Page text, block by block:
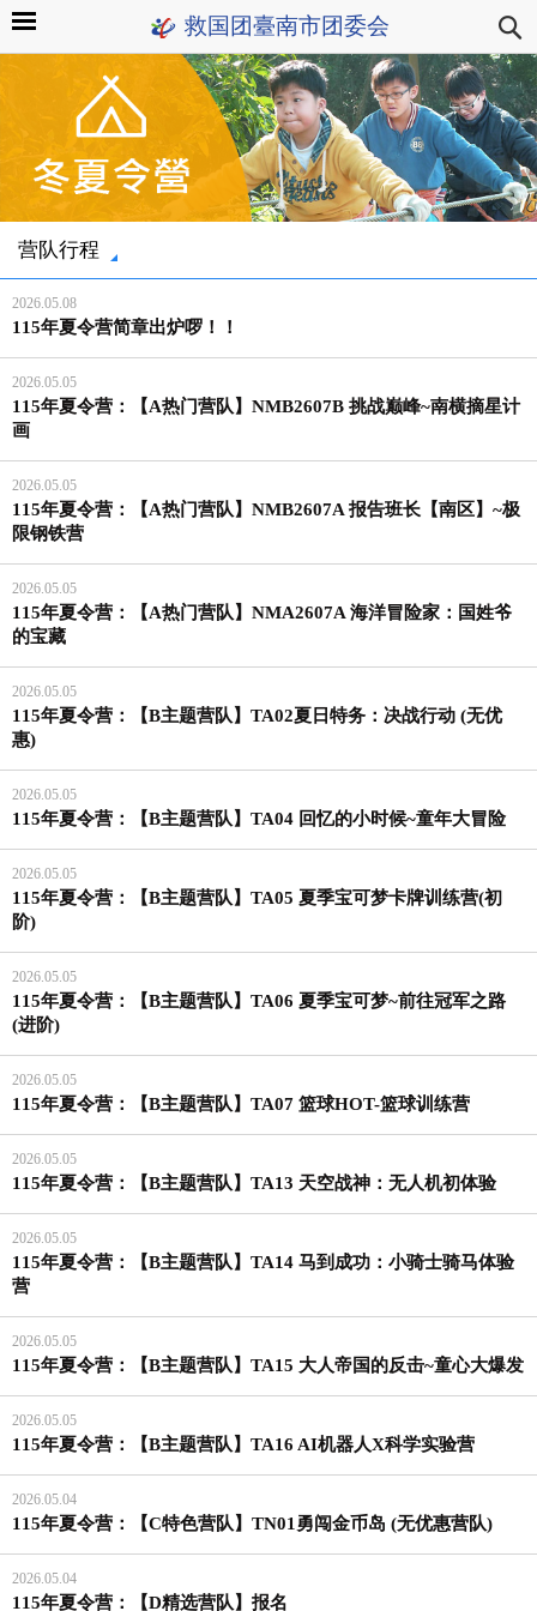
救国团臺南市团委会
营队行程
2026.05.08
115年夏令营简章出炉啰！！
2026.05.05
115年夏令营：【A热门营队】NMB2607B 挑战巅峰~南横摘星计
画
2026.05.05
115年夏令营：【A热门营队】NMB2607A 报告班长【南区】~极
限钢铁营
2026.05.05
115年夏令营：【A热门营队】NMA2607A 海洋冒险家：国姓爷
的宝藏
2026.05.05
115年夏令营：【B主题营队】TA02夏日特务：决战行动 (无优
惠)
2026.05.05
115年夏令营：【B主题营队】TA04 回忆的小时候~童年大冒险
2026.05.05
115年夏令营：【B主题营队】TA05 夏季宝可梦卡牌训练营(初
阶)
2026.05.05
115年夏令营：【B主题营队】TA06 夏季宝可梦~前往冠军之路
(进阶)
2026.05.05
115年夏令营：【B主题营队】TA07 篮球HOT-篮球训练营
2026.05.05
115年夏令营：【B主题营队】TA13 天空战神：无人机初体验
2026.05.05
115年夏令营：【B主题营队】TA14 马到成功：小骑士骑马体验
营
2026.05.05
115年夏令营：【B主题营队】TA15 大人帝国的反击~童心大爆发
2026.05.05
115年夏令营：【B主题营队】TA16 AI机器人X科学实验营
2026.05.04
115年夏令营：【C特色营队】TN01勇闯金币岛 (无优惠营队)
2026.05.04
115年夏令营：【D精选营队】报名